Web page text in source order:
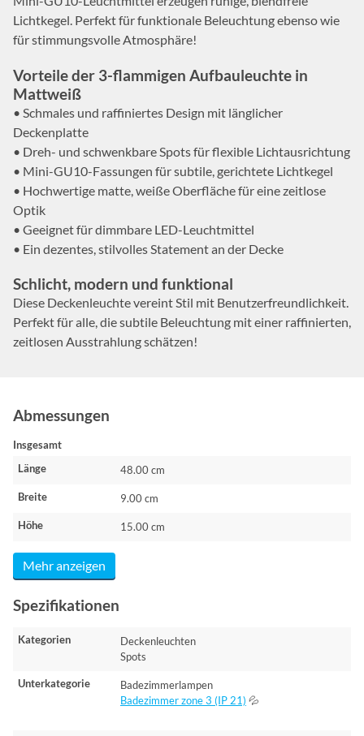
Lichtkegel. Perfekt für funktionale Beleuchtung ebenso wie
für stimmungsvolle Atmosphäre!
Vorteile der 3-flammigen Aufbauleuchte in
Mattweiß
• Schmales und raffiniertes Design mit länglicher
Deckenplatte
• Dreh- und schwenkbare Spots für flexible Lichtausrichtung
• Mini-GU10-Fassungen für subtile, gerichtete Lichtkegel
• Hochwertige matte, weiße Oberfläche für eine zeitlose
Optik
• Geeignet für dimmbare LED-Leuchtmittel
• Ein dezentes, stilvolles Statement an der Decke
Schlicht, modern und funktional
Diese Deckenleuchte vereint Stil mit Benutzerfreundlichkeit.
Perfekt für alle, die subtile Beleuchtung mit einer raffinierten,
zeitlosen Ausstrahlung schätzen!
Abmessungen
Insgesamt
Länge
48.00 cm
Breite 9.00 cm
Höhe 15.00 cm
Mehr anzeigen
Spezifikationen
Kategorien
Deckenleuchten
Spots
Unterkategorie
Badezimmerlampen
Badezimmer zone 3 (IP 21) 💦